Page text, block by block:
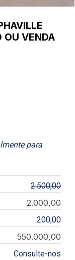
OU VENDA
para
2.500,00
2.000,00
200,00
550.000,00
Consulte-nos